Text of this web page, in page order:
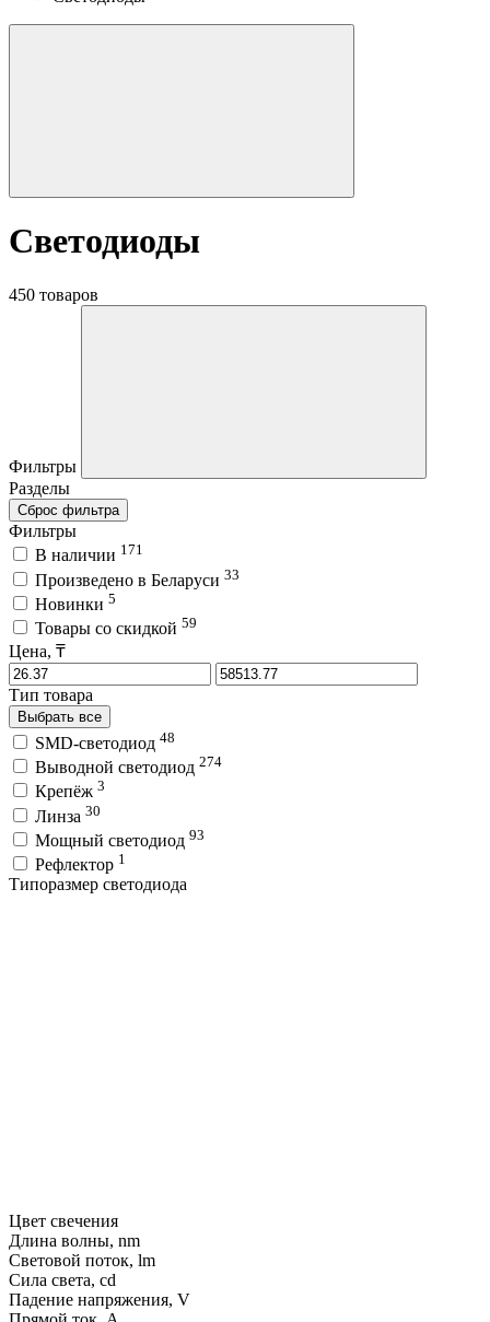
Светодиоды
450 товаров
Фильтры
Разделы
Сброс фильтра
Фильтры
В наличии 171
Произведено в Беларуси 33
Новинки 5
Товары со скидкой 59
Цена, ₸
Тип товара
Выбрать все
SMD-светодиод 48
Выводной светодиод 274
Крепёж 3
Линза 30
Мощный светодиод 93
Рефлектор 1
Типоразмер светодиода
Цвет свечения
Длина волны, nm
Световой поток, lm
Сила света, cd
Падение напряжения, V